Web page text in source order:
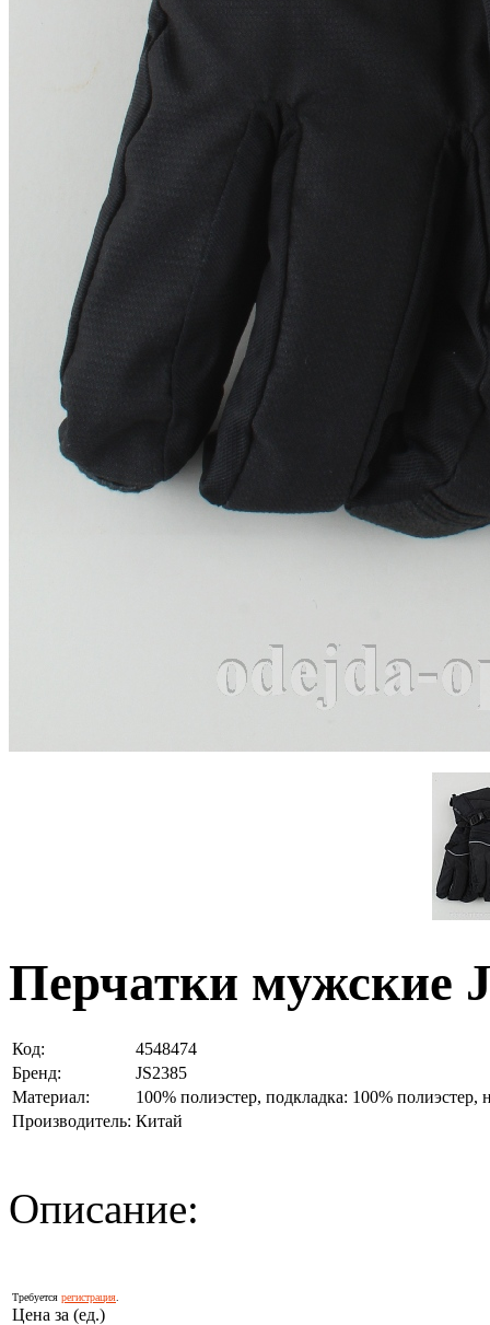
Перчатки мужские
Код:
4548474
Бренд:
JS2385
Материал:
100% полиэстер, подкладка: 100% полиэстер,
Производитель: Китай
Описание:
Требуется регистрация
Цена за (ед.)